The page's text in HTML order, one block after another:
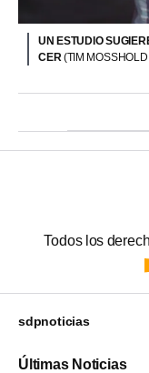
UN ESTUDIO
CER(TIM
Todos los
sdpnoticias
Últimas Noticias